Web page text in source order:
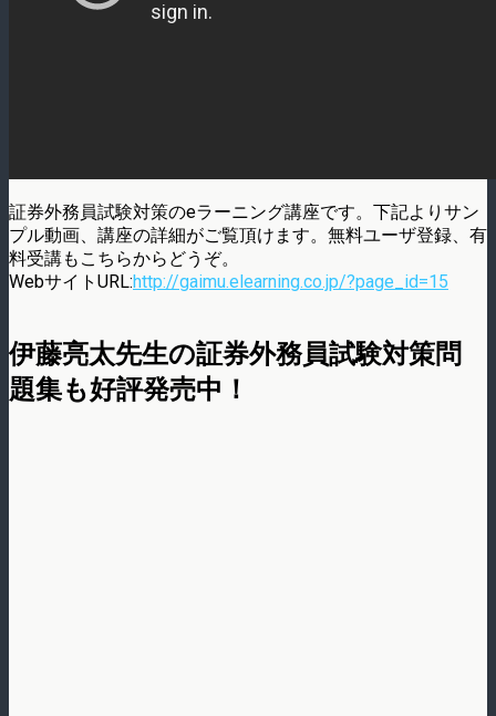
証券外務員試験対策のeラーニング講座です。下記よりサン
プル動画、講座の詳細がご覧頂けます。無料ユーザ登録、有
料受講もこちらからどうぞ。
WebサイトURL:http://gaimu.elearning.co.jp/?page_id=15
伊藤亮太先生の証券外務員試験対策問
題集も好評発売中！